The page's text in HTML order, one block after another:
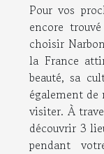
Pour vos
encore
choisir
la France
beauté, sa
également de
visiter. À
découvrir 3
pendant